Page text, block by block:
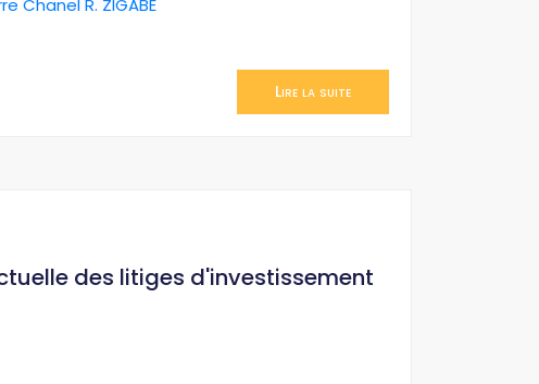
Chanel R. ZIGABE
Lire la suite
des litiges d'investissement